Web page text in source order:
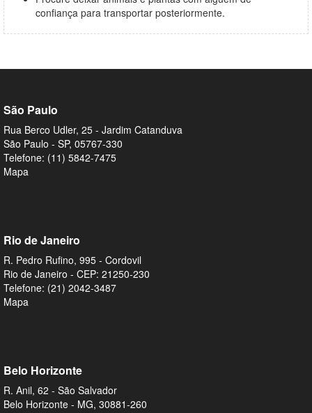
confiança para transportar posteriormente.
São Paulo
Rua Berco Udler, 25 - Jardim Catanduva
São Paulo - SP, 05767-330
Telefone: (11) 5842-7475
Mapa
Rio de Janeiro
R. Pedro Rufino, 995 - Cordovil
Rio de Janeiro - CEP: 21250-230
Telefone: (21) 2042-3487
Mapa
Belo Horizonte
R. Anil, 62 - São Salvador
Belo Horizonte - MG, 30881-260